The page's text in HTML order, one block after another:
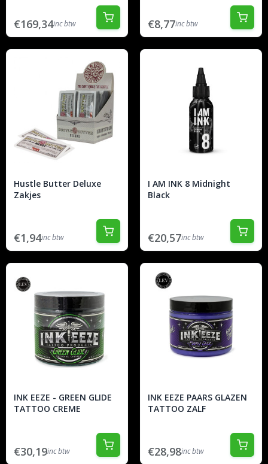
€169,34inc btw €8,77inc btw
Hustle Butter Deluxe
Zakjes
€1,94inc btw
I AM INK 8 Midnight
Black
€20,57inc btw
INK EEZE - GREEN GLIDE
TATTOO CREME
€30,19inc btw
INK EEZE PAARS GLAZEN
TATTOO ZALF
€28,98inc btw